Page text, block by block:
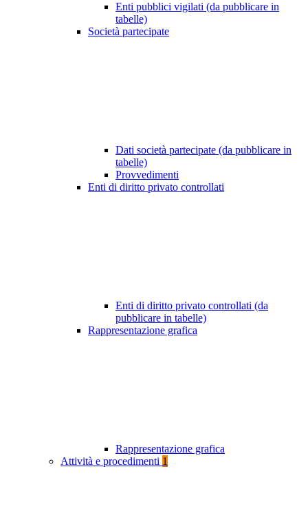
Enti pubblici vigilati (da pubblicare in
tabelle)
Società partecipate
Dati società partecipate (da pubblicare in
tabelle)
Provvedimenti
Enti di diritto privato controllati
Enti di diritto privato controllati (da
pubblicare in tabelle)
Rappresentazione grafica
Rappresentazione grafica
Attività e procedimenti 1